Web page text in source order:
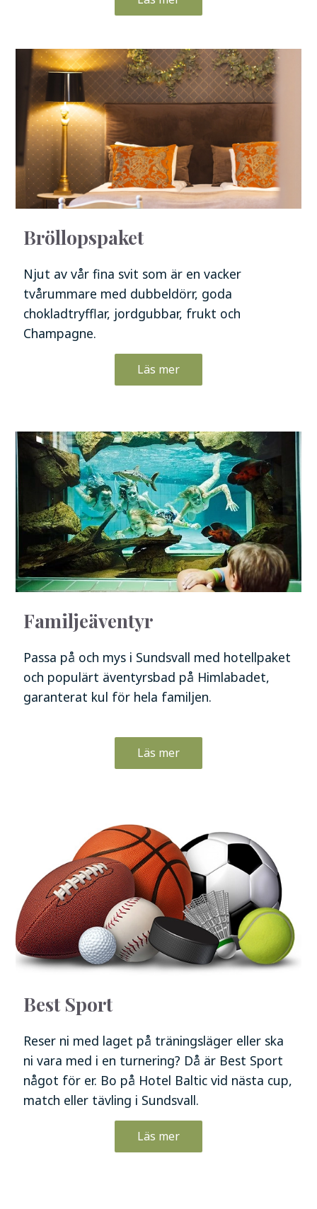
Bröllopspaket
Njut av vår fina svit som är en vacker
tvårummare med dubbeldörr, goda
chokladtryfflar, jordgubbar, frukt och
Champagne.
Läs mer
Familjeäventyr
Passa på och mys i Sundsvall med hotellpaket
och populärt äventyrsbad på Himlabadet,
garanterat kul för hela familjen.
Läs mer
Best Sport
Reser ni med laget på träningsläger eller ska
ni vara med i en turnering? Då är Best Sport
något för er. Bo på Hotel Baltic vid nästa cup,
match eller tävling i Sundsvall.
Läs mer